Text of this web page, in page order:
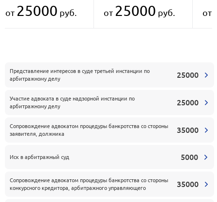
Представление интересов в суде третьей инстанции по
арбитражному делу
25000
Участие адвоката в суде надзорной инстанции по
арбитражному делу
25000
Сопровождение адвокатом процедуры банкротства со стороны
заявителя, должника
35000
Иск в арбитражный суд 5000
Сопровождение адвокатом процедуры банкротства со стороны
конкурсного кредитора, арбитражного управляющего
35000
от 25000 руб. от 25000 руб. от